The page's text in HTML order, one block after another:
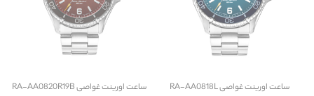
ساعتاورینت غواصی RA-AA0818L ساعتاورینت غواصی RA-AA0820R19B